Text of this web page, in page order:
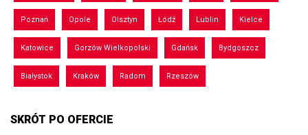
Poznań Opole Olsztyn Łódź Lublin Kielce
Katowice Gorzów Wielkopolski Gdańsk Bydgoszcz
Białystok Kraków Radom Rzeszów
SKRÓT PO OFERCIE